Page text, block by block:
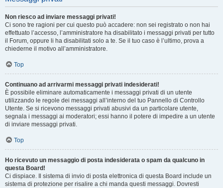
Non riesco ad inviare messaggi privati!
Ci sono tre ragioni per cui questo può accadere: non sei registrato o non hai
effettuato l’accesso, l’amministratore ha disabilitato i messaggi privati per tutto
il Forum, oppure li ha disabilitati solo a te. Se il tuo caso è l’ultimo, prova a
chiederne il motivo all’amministratore.
Top
Continuano ad arrivarmi messaggi privati indesiderati!
È possibile eliminare automaticamente i messaggi privati ​​di un utente
utilizzando le regole dei messaggi all’interno del tuo Pannello di Controllo
Utente. Se si ricevono messaggi privati ​​abusivi da un particolare utente,
segnala i messaggi ai moderatori; essi hanno il potere di impedire a un utente
di inviare messaggi privati​​.
Top
Ho ricevuto un messaggio di posta indesiderata o spam da qualcuno in
questa Board!
Ci dispiace. Il sistema di invio di posta elettronica di questa Board include un
sistema di protezione per risalire a chi manda questi messaggi. Dovresti